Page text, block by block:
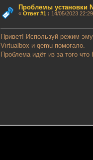
Проблемы установки
« Ответ #1 : 14/05/2023
Привет! Используй режим
Virtualbox и qemu помогало.
Проблема идёт из за того